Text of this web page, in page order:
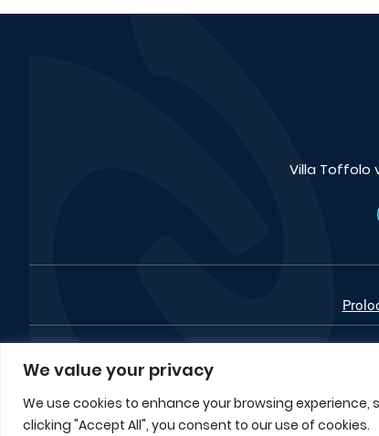
We value your privacy
We use cookies to enhance your browsing
clicking "Accept All", you consent to our use of cookies.
Villa Toffolo